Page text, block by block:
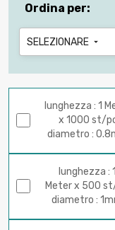
Ordina per:
SELEZIONARE 
lunghezza : 1
x 1000 st/
diametro :
lunghezza : 1
Meter x 500
diametro :